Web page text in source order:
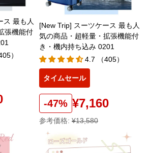
ス 最も人
張機能付
）
[New Trip] スーツケース 最も人
気の商品・超軽量・拡張機能付
き・機内持ち込み 0201
4.7 （405）
タイムセール
-47% ¥7,160
参考価格: ¥13,580